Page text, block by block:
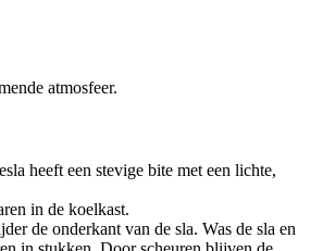
atmosfeer.
heeft een stevige bite met een lichte,
in de koelkast.
de onderkant van de sla. Was de sla en